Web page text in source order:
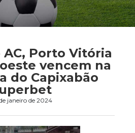
AC, Porto Vitória
vencem na
do Capixabão
janeiro de 2024